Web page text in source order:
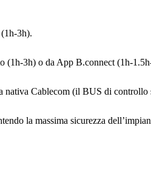
3h).
(1h-3h) o da App B.connect (1h-
nativa Cablecom (il BUS di controllo
la massima sicurezza